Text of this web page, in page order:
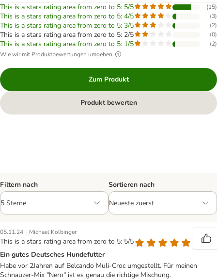
This is a stars rating area from zero to 5: 5/5 (15)
This is a stars rating area from zero to 5: 4/5 (3)
This is a stars rating area from zero to 5: 3/5 (2)
This is a stars rating area from zero to 5: 2/5 (0)
This is a stars rating area from zero to 5: 1/5 (2)
Wie wir mit Produktbewertungen umgehen
Zum Produkt
Produkt bewerten
Filtern nach Sortieren nach
05.11.24 | Michael Kolbinger
This is a stars rating area from zero to 5: 5/5
Ein gutes Deutsches Hundefutter
Habe vor 2Jahren auf Belcando Muli-Croc umgestellt. Für meinen
Schnauzer-Mix "Nero" ist es genau die richtige Mischung.